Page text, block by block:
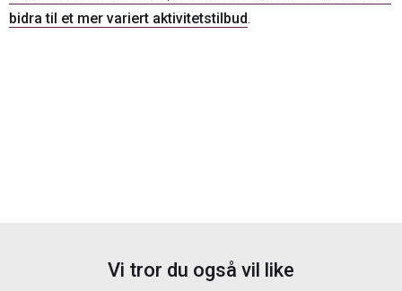
bidra til et mer variert aktivitetstilbud.
Vi tror du også vil like